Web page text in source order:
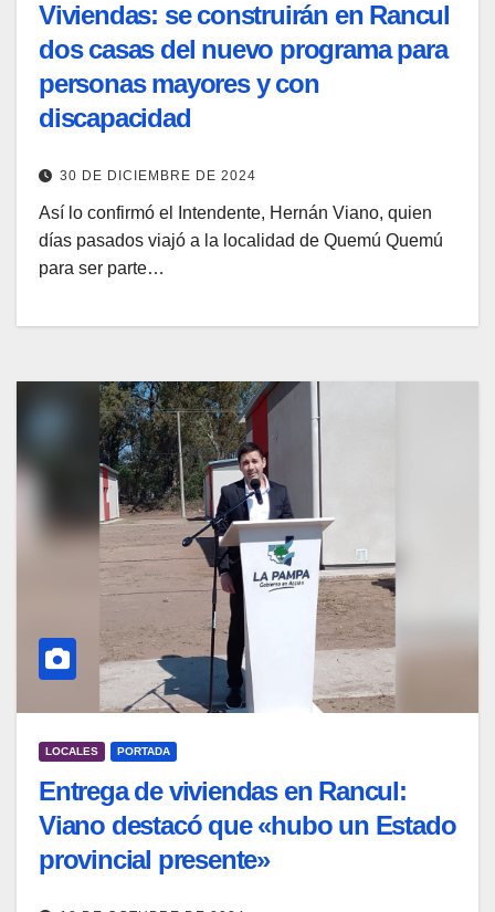
Viviendas: se construirán en Rancul
dos casas del nuevo programa para
personas mayores y con
discapacidad
30 DE DICIEMBRE DE 2024
Así lo confirmó el Intendente, Hernán Viano, quien
días pasados viajó a la localidad de Quemú Quemú
para ser parte…
LOCALES PORTADA
Entrega de viviendas en Rancul:
Viano destacó que «hubo un Estado
provincial presente»